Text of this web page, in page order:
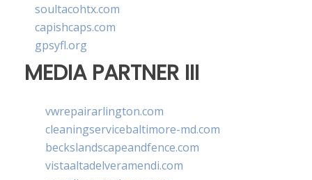
soultacohtx.com
capishcaps.com
gpsyfl.org
MEDIA PARTNER III
vwrepairarlington.com
cleaningservicebaltimore-md.com
beckslandscapeandfence.com
vistaaltadelveramendi.com